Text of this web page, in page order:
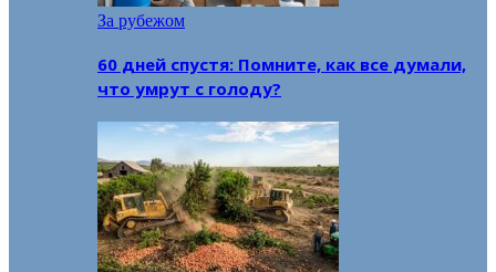
За рубежом
60 дней спустя: Помните, как все думали,
что умрут с голоду?